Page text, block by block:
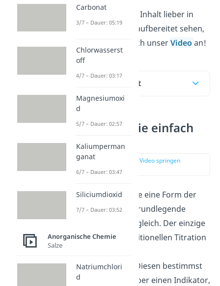
Willst du den ganzen Inhalt lieber in
audiovisueller Form aufbereitet sehen,
schau dir doch einfach unserVideo an!
Inhaltsübersicht
Potentiometrie einfach
erklärt
zur Stelle im Video springen
(00:11)
Da die Potentiometrie eine Form der
Titration ist, ist der grundlegende
Ablauf der Titration gleich. Der einzige
Unterschied zur traditionellen Titration
ist die Erfassung des
Äquivalenzpunktes. Diesen bestimmst
du hier nicht mehr über einen Indikator,
Carbonat
3/7 – Dauer: 05:19
Chlorwasserst
off
4/7 – Dauer: 03:17
Magnesiumoxi
d
5/7 – Dauer: 02:57
Kaliumperman
ganat
6/7 – Dauer: 03:47
Siliciumdioxid
7/7 – Dauer: 03:52
Anorganische Chemie
Salze
Natriumchlori
d